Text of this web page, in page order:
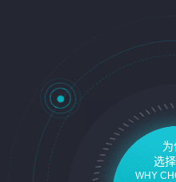
为
选
WHY